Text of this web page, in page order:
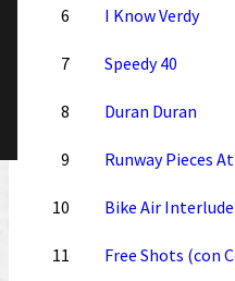
6 I Know Verdy
7 Speedy 40
8 Duran Duran
9 Runway Pieces
10 Bike Air
11 Free Shots (con